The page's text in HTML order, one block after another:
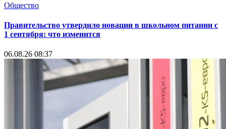
Общество
Правительство утвердило новации в школьном питании с
1 сентября: что изменится
06.08.26 08:37